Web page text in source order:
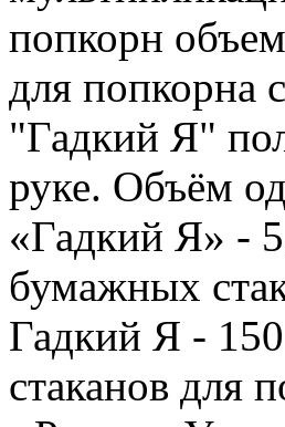
попкорн
для попкорна
"Гадкий Я"
руке. Объём
«Гадкий Я» -
бумажных
Гадкий Я -
стаканов для